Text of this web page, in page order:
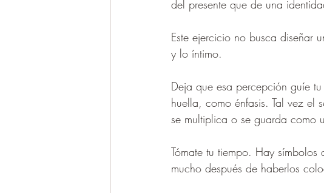
del presente que de una
Este ejercicio no busca diseñar
y lo íntimo.
Deja que esa percepción guíe
huella, como énfasis. Tal vez el
se multiplica o se guarda como
Tómate tu tiempo. Hay
mucho después de haberlos